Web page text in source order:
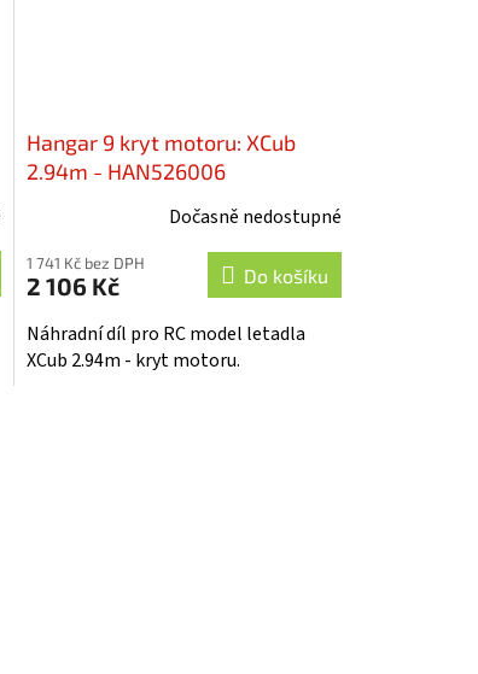
Hangar 9 kryt motoru: XCub
2.94m - HAN526006
Dočasně nedostupné
1 741 Kč bez DPH
2 106 Kč Do košíku
Náhradní díl pro RC model letadla
XCub 2.94m - kryt motoru.